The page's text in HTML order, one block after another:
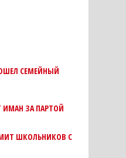
СЕМЕЙНЫЙ
ИМАН ЗА ПАРТОЙ
ШКОЛЬНИКОВ С